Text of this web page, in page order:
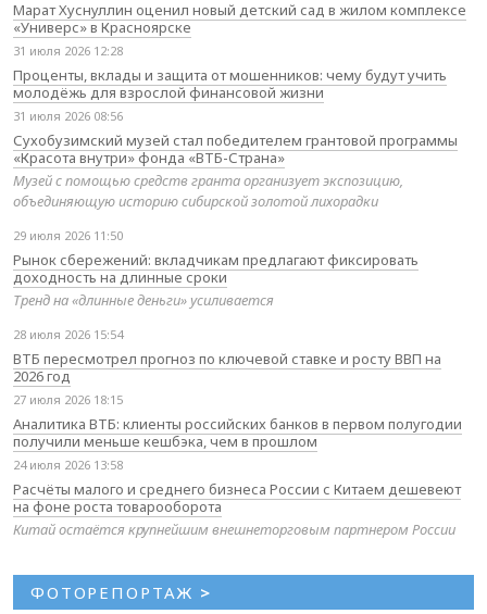
Марат Хуснуллин оценил новый детский сад в жилом комплексе
«Универс» в Красноярске
31 июля 2026 12:28
Проценты, вклады и защита от мошенников: чему будут учить
молодёжь для взрослой финансовой жизни
31 июля 2026 08:56
Сухобузимский музей стал победителем грантовой программы
«Красота внутри» фонда «ВТБ-Страна»
Музей с помощью средств гранта организует экспозицию,
объединяющую историю сибирской золотой лихорадки
29 июля 2026 11:50
Рынок сбережений: вкладчикам предлагают фиксировать
доходность на длинные сроки
Тренд на «длинные деньги» усиливается
28 июля 2026 15:54
ВТБ пересмотрел прогноз по ключевой ставке и росту ВВП на
2026 год
27 июля 2026 18:15
Аналитика ВТБ: клиенты российских банков в первом полугодии
получили меньше кешбэка, чем в прошлом
24 июля 2026 13:58
Расчёты малого и среднего бизнеса России с Китаем дешевеют
на фоне роста товарооборота
Китай остаётся крупнейшим внешнеторговым партнером России
ФОТОРЕПОРТАЖ >